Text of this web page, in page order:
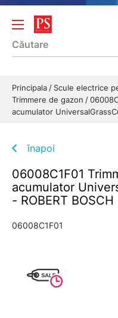
Principala Scule electrice
Trimmere de gazon
acumulator
înapoi
06008C1F01
acumulator
- ROBERT BOSCH
06008C1F01